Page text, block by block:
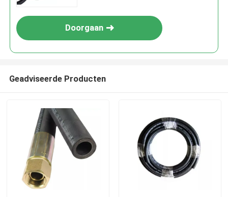
Doorgaan
Geadviseerde Producten